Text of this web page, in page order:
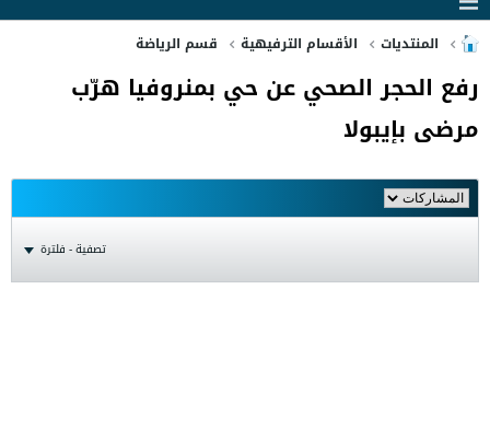
المنتديات الأقسام الترفيهية قسم الرياضة
رفع الحجر الصحي عن حي بمنروفيا هرّب
مرضى بإيبولا
تصفية - فلترة